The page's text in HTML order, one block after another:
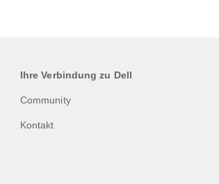
Ihre Verbindung zu Dell
Community
Kontakt